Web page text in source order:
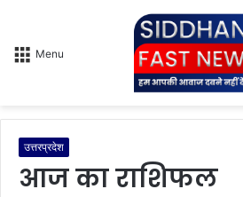
Menu
उत्तरप्रदेश
आज का राशिफल